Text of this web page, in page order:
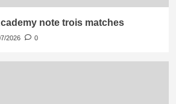
note trois matches
2026 0